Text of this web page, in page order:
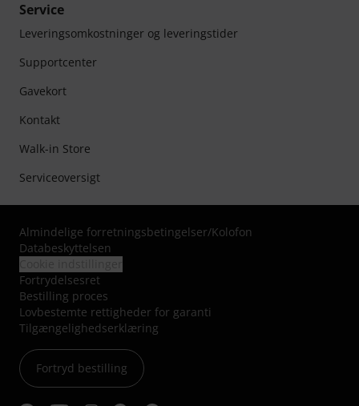
Service
Leveringsomkostninger og leveringstider
Supportcenter
Gavekort
Kontakt
Walk-in Store
Serviceoversigt
Almindelige forretningsbetingelser/Kolofon
Databeskyttelsen
Fortrydelsesret
Bestilling proces
Lovbestemte rettigheder for garanti
Tilgængelighedserklæring
Fortryd bestilling